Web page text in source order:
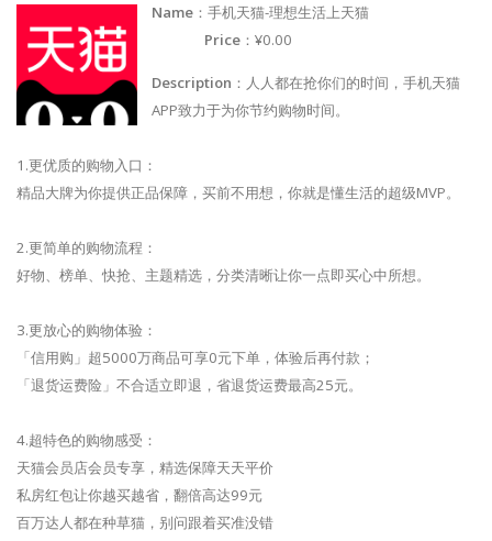
Name ：手机天猫-理想生活上天猫
Price ：¥0.00
Description ：人人都在抢你们的时间，手机天猫
APP致力于为你节约购物时间。
1.更优质的购物入口：
精品大牌为你提供正品保障，买前不用想，你就是懂生活的超级MVP。
2.更简单的购物流程：
好物、榜单、快抢、主题精选，分类清晰让你一点即买心中所想。
3.更放心的购物体验：
「信用购」超5000万商品可享0元下单，体验后再付款；
「退货运费险」不合适立即退，省退货运费最高25元。
4.超特色的购物感受：
天猫会员店会员专享，精选保障天天平价
私房红包让你越买越省，翻倍高达99元
百万达人都在种草猫，别问跟着买准没错